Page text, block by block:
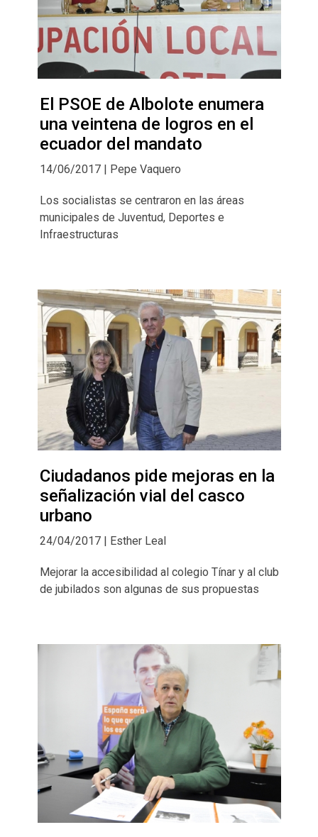
El PSOE de Albolote enumera
una veintena de logros en el
ecuador del mandato
14/06/2017 | Pepe Vaquero
Los socialistas se centraron en las áreas
municipales de Juventud, Deportes e
Infraestructuras
Ciudadanos pide mejoras en la
señalización vial del casco
urbano
24/04/2017 | Esther Leal
Mejorar la accesibilidad al colegio Tínar y al club
de jubilados son algunas de sus propuestas